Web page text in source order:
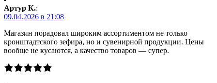
Артур К.:
09.04.2026 в 21:08
Магазин порадовал широким ассортиментом не только
кронштадтского зефира, но и сувенирной продукции. Цены
вообще не кусаются, а качество товаров — супер.